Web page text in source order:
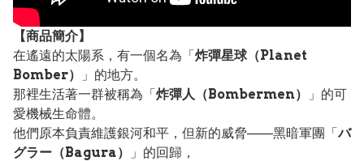
【商品簡介】
在遙遠的太陽系，有一個名為「炸彈星球（Planet
Bomber）
」的地方。
那裡生活著一群被稱為「炸彈人（Bombermen）
」的可
愛機械生命體。
他們原本負責維護銀河和平，但新的威脅——黑暗軍團「バ
グラー（Bagura）
」的回歸，